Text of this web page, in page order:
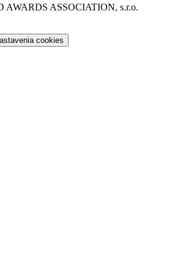
AWARDS ASSOCIATION, s.r.o.
cookies